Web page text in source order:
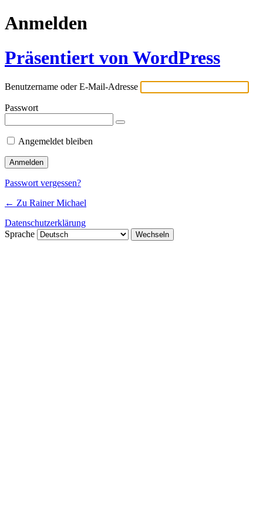
Anmelden
Präsentiert von WordPress
Benutzername oder E-Mail-Adresse
Passwort
Angemeldet bleiben
Passwort vergessen?
← Zu Rainer Michael
Datenschutzerklärung
Sprache